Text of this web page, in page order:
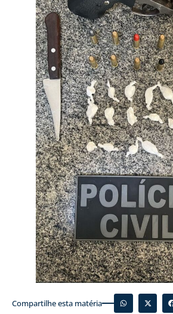
Compartilhe esta matéria